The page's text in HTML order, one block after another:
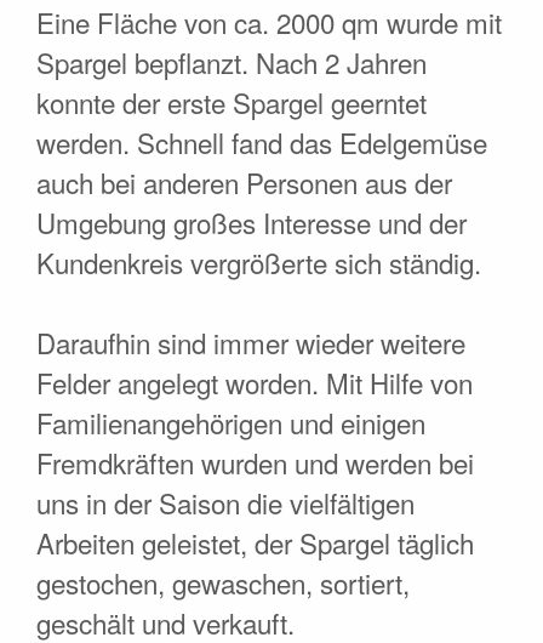
Eine Fläche von ca. 2000 qm wurde mit
Spargel bepflanzt. Nach 2 Jahren
konnte der erste Spargel geerntet
werden. Schnell fand das Edelgemüse
auch bei anderen Personen aus der
Umgebung großes Interesse und der
Kundenkreis vergrößerte sich ständig.
Daraufhin sind immer wieder weitere
Felder angelegt worden. Mit Hilfe von
Familienangehörigen und einigen
Fremdkräften wurden und werden bei
uns in der Saison die vielfältigen
Arbeiten geleistet, der Spargel täglich
gestochen, gewaschen, sortiert,
geschält und verkauft.